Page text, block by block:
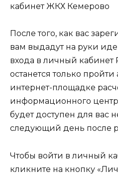
кабинет ЖКХ Кемерово
После того, как вас
вам выдадут на руки
входа в личный
останется только
интернет-площадке
информационного
будет доступен для вас
следующий день после
Чтобы войти в личный
кликните на кнопку